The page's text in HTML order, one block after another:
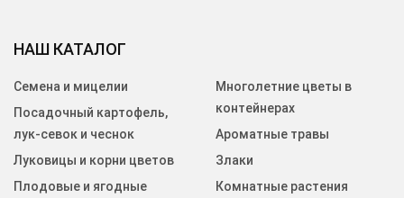
НАШ КАТАЛОГ
Семена и мицелии
Посадочный картофель,
лук-севок и чеснок
Луковицы и корни цветов
Плодовые и ягодные
Многолетние цветы в
контейнерах
Ароматные травы
Злаки
Комнатные растения